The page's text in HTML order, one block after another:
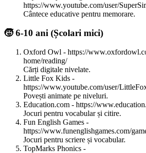
https://www.youtube.com/user/
Cântece educative pentru memorare.
🧒 6-10 ani (Școlari mici)
Oxford Owl - https://
home/reading/
Cărți digitale nivelate.
Little Fox Kids -
https://www.youtube.com/user/
Povești animate pe niveluri.
Education.com - https://
Jocuri pentru vocabular și citire.
Fun English Games -
https://www.funenglishgames.com/
Jocuri pentru scriere și vocabular.
TopMarks Phonics -